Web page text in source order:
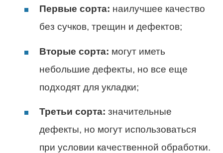
Первые сорта: наилучшее качество
без сучков, трещин и дефектов;
Вторые сорта: могут иметь
небольшие дефекты, но все еще
подходят для укладки;
Третьи сорта: значительные
дефекты, но могут использоваться
при условии качественной обработки.